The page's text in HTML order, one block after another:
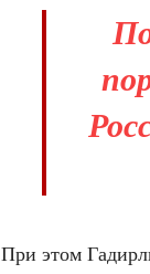
При этом